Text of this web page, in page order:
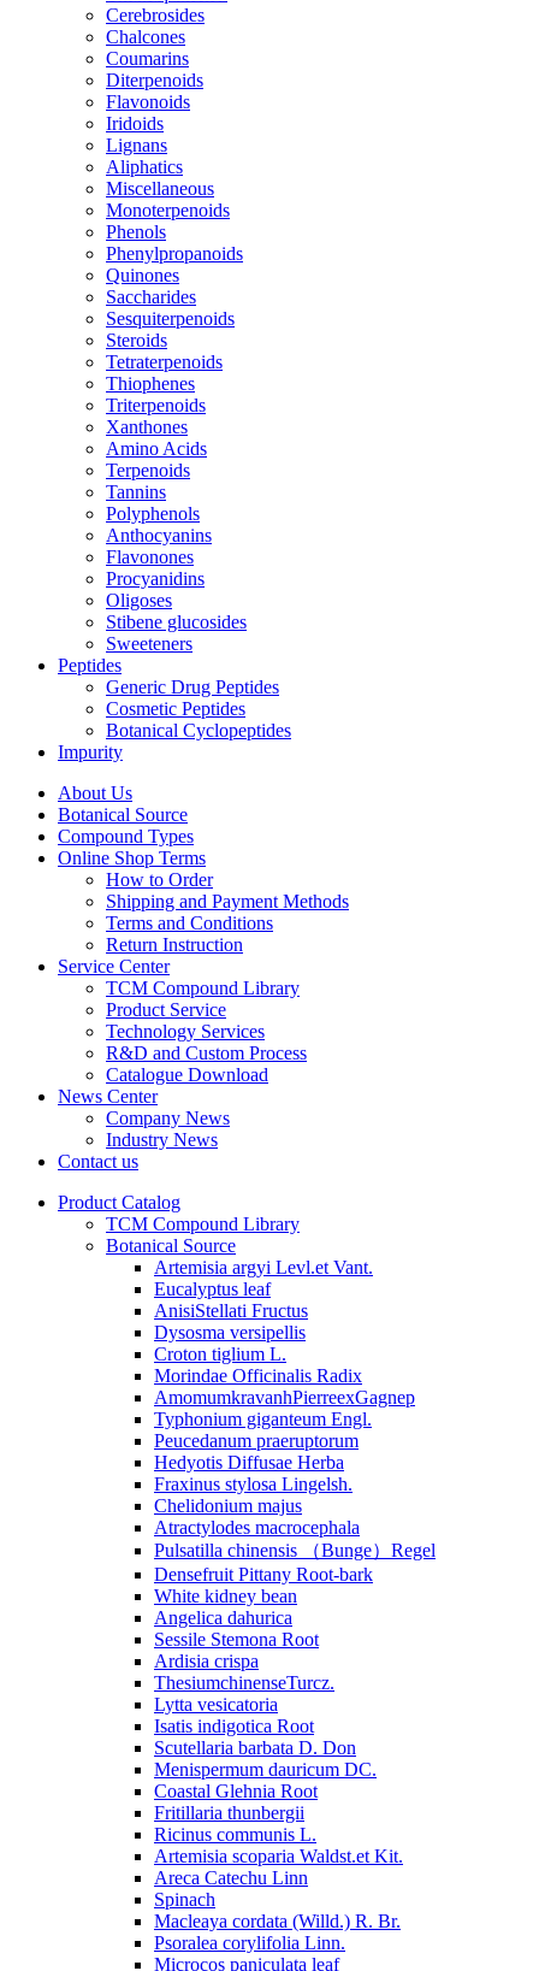
Cerebrosides
Chalcones
Coumarins
Diterpenoids
Flavonoids
Iridoids
Lignans
Aliphatics
Miscellaneous
Monoterpenoids
Phenols
Phenylpropanoids
Quinones
Saccharides
Sesquiterpenoids
Steroids
Tetraterpenoids
Thiophenes
Triterpenoids
Xanthones
Amino Acids
Terpenoids
Tannins
Polyphenols
Anthocyanins
Flavonones
Procyanidins
Oligoses
Stibene glucosides
Sweeteners
Peptides
Generic Drug Peptides
Cosmetic Peptides
Botanical Cyclopeptides
Impurity
About Us
Botanical Source
Compound Types
Online Shop Terms
How to Order
Shipping and Payment Methods
Terms and Conditions
Return Instruction
Service Center
TCM Compound Library
Product Service
Technology Services
R&D and Custom Process
Catalogue Download
News Center
Company News
Industry News
Contact us
Product Catalog
TCM Compound Library
Botanical Source
Artemisia argyi Levl.et Vant.
Eucalyptus leaf
AnisiStellati Fructus
Dysosma versipellis
Croton tiglium L.
Morindae Officinalis Radix
AmomumkravanhPierreexGagnep
Typhonium giganteum Engl.
Peucedanum praeruptorum
Hedyotis Diffusae Herba
Fraxinus stylosa Lingelsh.
Chelidonium majus
Atractylodes macrocephala
Pulsatilla chinensis （Bunge）Regel
Densefruit Pittany Root-bark
White kidney bean
Angelica dahurica
Sessile Stemona Root
Ardisia crispa
ThesiumchinenseTurcz.
Lytta vesicatoria
Isatis indigotica Root
Scutellaria barbata D. Don
Menispermum dauricum DC.
Coastal Glehnia Root
Fritillaria thunbergii
Ricinus communis L.
Artemisia scoparia Waldst.et Kit.
Areca Catechu Linn
Spinach
Macleaya cordata (Willd.) R. Br.
Psoralea corylifolia Linn.
Microcos paniculata leaf